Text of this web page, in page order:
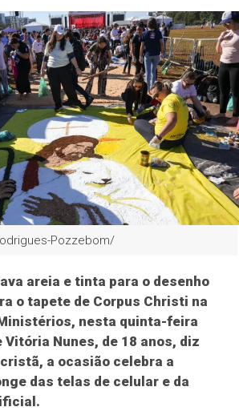
Pozzebom/
areia e tinta para o desenho
o tapete de Corpus Christi na
nesta quinta-feira
Nunes, de 18 anos, diz
a ocasião celebra a
das telas de celular e da